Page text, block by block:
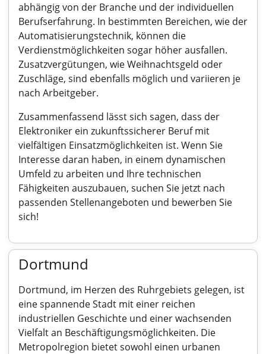
abhängig von der Branche und der individuellen
Berufserfahrung. In bestimmten Bereichen, wie der
Automatisierungstechnik, können die
Verdienstmöglichkeiten sogar höher ausfallen.
Zusatzvergütungen, wie Weihnachtsgeld oder
Zuschläge, sind ebenfalls möglich und variieren je
nach Arbeitgeber.
Zusammenfassend lässt sich sagen, dass der
Elektroniker ein zukunftssicherer Beruf mit
vielfältigen Einsatzmöglichkeiten ist. Wenn Sie
Interesse daran haben, in einem dynamischen
Umfeld zu arbeiten und Ihre technischen
Fähigkeiten auszubauen, suchen Sie jetzt nach
passenden Stellenangeboten und bewerben Sie
sich!
Dortmund
Dortmund, im Herzen des Ruhrgebiets gelegen, ist
eine spannende Stadt mit einer reichen
industriellen Geschichte und einer wachsenden
Vielfalt an Beschäftigungsmöglichkeiten. Die
Metropolregion bietet sowohl einen urbanen